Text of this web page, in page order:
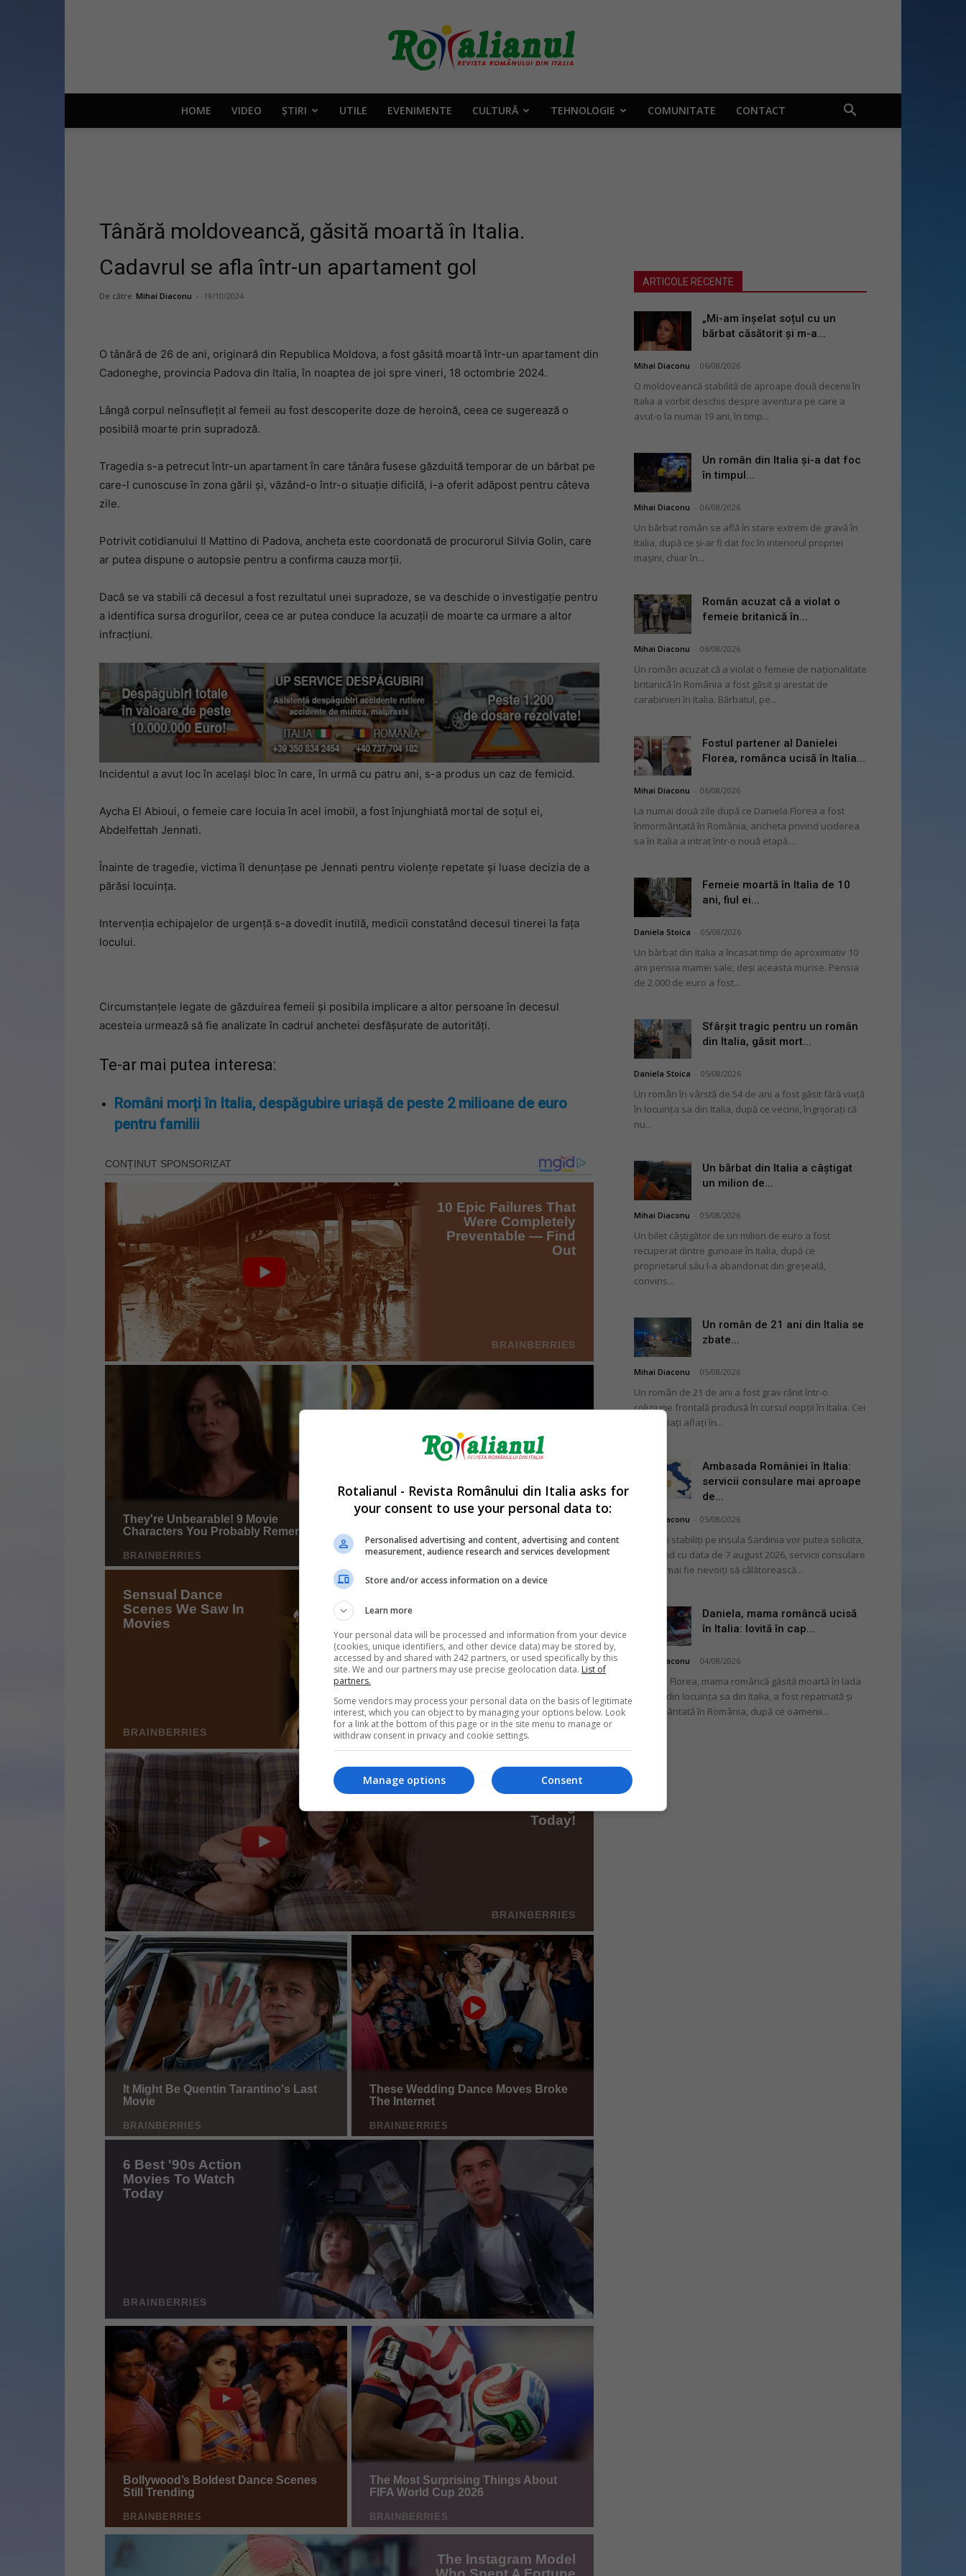
Rotalianul
românului
Italia
HOME VIDEO ȘTIRI UTILE EVENIMENTE CULTURĂ TEHNOLOGIE COMUNITATE CONTACT
Tânără moldoveancă, găsită moartă în Italia.
Cadavrul se afla într-un apartament gol
De către Mihai Diaconu - 19/10/2024
O tânără de 26 de ani, originară din Republica Moldova, a fost găsită moartă într-un apartament din
Cadoneghe, provincia Padova din Italia, în noaptea de joi spre vineri, 18 octombrie 2024.
Lângă corpul neînsuflețit al femeii au fost descoperite doze de heroină, ceea ce sugerează o
posibilă moarte prin supradoză.
Tragedia s-a petrecut într-un apartament în care tânăra fusese găzduită temporar de un bărbat pe
care-l cunoscuse în zona gării și, văzând-o într-o situație dificilă, i-a oferit adăpost pentru câteva
zile.
Potrivit cotidianului Il Mattino di Padova, ancheta este coordonată de procurorul Silvia Golin, care
ar putea dispune o autopsie pentru a confirma cauza morții.
Dacă se va stabili că decesul a fost rezultatul unei supradoze, se va deschide o investigație pentru
a identifica sursa drogurilor, ceea ce ar putea conduce la acuzații de moarte ca urmare a altor
infracțiuni.
Incidentul a avut loc în același bloc în care, în urmă cu patru ani, s-a produs un caz de femicid.
Aycha El Abioui, o femeie care locuia în acel imobil, a fost înjunghiată mortal de soțul ei,
Abdelfettah Jennati.
Înainte de tragedie, victima îl denunțase pe Jennati pentru violențe repetate și luase decizia de a
părăsi locuința.
Intervenția echipajelor de urgență s-a dovedit inutilă, medicii constatând decesul tinerei la fața
locului.
Circumstanțele legate de găzduirea femeii și posibila implicare a altor persoane în decesul
acesteia urmează să fie analizate în cadrul anchetei desfășurate de autorități.
Te-ar mai putea interesa:
Români morți în Italia, despăgubire uriașă de peste 2 milioane de euro
pentru familii
ARTICOLE RECENTE
„Mi-am înșelat soțul cu un
bărbat căsătorit și m-a...
Mihai Diaconu 06/08/2026
O moldoveancă stabilită de aproape două decenii în
Italia a vorbit deschis despre aventura pe care a
avut-o la numai 19 ani, în timp...
Un român din Italia și-a dat foc
în timpul...
Mihai Diaconu 06/08/2026
Un bărbat român se află în stare extrem de gravă în
Italia, după ce și-ar fi dat foc în interiorul propriei
mașini, chiar în...
Român acuzat că a violat o
femeie britanică în...
Mihai Diaconu 06/08/2026
Un român acuzat că a violat o femeie de naționalitate
britanică în România a fost găsit și arestat de
carabinieri în Italia. Bărbatul, pe...
Fostul partener al Danielei
Florea, românca ucisă în Italia...
Mihai Diaconu 06/08/2026
La numai două zile după ce Daniela Florea a fost
înmormântată în România, ancheta privind uciderea
sa în Italia a intrat într-o nouă etapă....
Femeie moartă în Italia de 10
ani, fiul ei...
Daniela Stoica 05/08/2026
Un bărbat din Italia a încasat timp de aproximativ 10
ani pensia mamei sale, deși aceasta murise. Pensia
de 2.000 de euro a fost...
Sfârșit tragic pentru un român
din Italia, găsit mort...
Daniela Stoica 05/08/2026
Un român în vârstă de 54 de ani a fost găsit fără viață
în locuința sa din Italia, după ce vecinii, îngrijorați că
nu...
Un bărbat din Italia a câștigat
un milion de...
Mihai Diaconu 05/08/2026
Un bilet câștigător de un milion de euro a fost
recuperat dintre gunoaie în Italia, după ce
proprietarul său l-a abandonat din greșeală,
convins...
Un român de 21 ani din Italia se
zbate...
Mihai Diaconu 05/08/2026
Un român de 21 de ani a fost grav rănit într-o
coliziune frontală produsă în cursul nopții în Italia. Cei
doi bărbați aflați în...
Ambasada României în Italia:
servicii consulare mai aproape
de...
Mihai Diaconu 05/08/2026
Românii stabiliți pe insula Sardinia vor putea solicita,
începând cu data de 7 august 2026, servicii consulare
fără să mai fie nevoiți să călătorească...
Daniela, mama româncă ucisă
în Italia: lovită în cap...
Mihai Diaconu 04/08/2026
Daniela Florea, mama româncă găsită moartă în lada
patului din locuința sa din Italia, a fost repatriată și
înmormântată în România, după ce oamenii...
Rotalianul - Revista Românului din Italia asks for
your consent to use your personal data to:
Personalised advertising and content, advertising and content
measurement, audience research and services development
Store and/or access information on a device
Learn more
Your personal data will be processed and information from your device
(cookies, unique identifiers, and other device data) may be stored by,
accessed by and shared with 242 partners, or used specifically by this
site. We and our partners may use precise geolocation data. List of
partners.
Some vendors may process your personal data on the basis of legitimate
interest, which you can object to by managing your options below. Look
for a link at the bottom of this page or in the site menu to manage or
withdraw consent in privacy and cookie settings.
Consent
Manage options